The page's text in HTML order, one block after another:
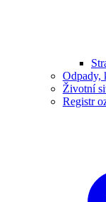
Odpady,
Životní
Registr